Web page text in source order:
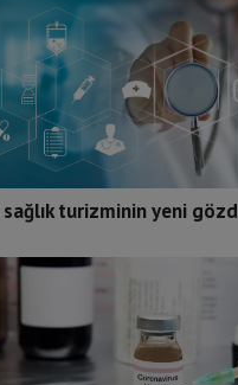
turizminin yeni